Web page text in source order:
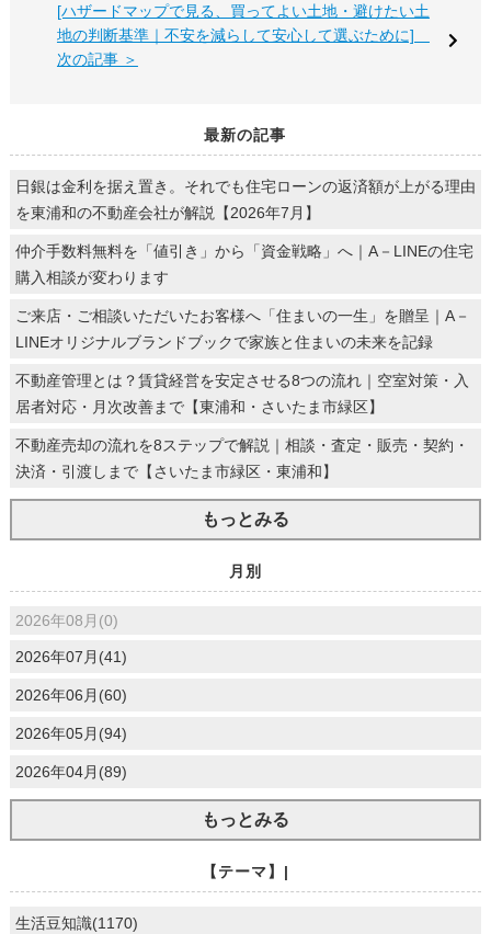
[ハザードマップで見る、買ってよい土地・避けたい土
地の判断基準｜不安を減らして安心して選ぶために]
次の記事 ＞
最新の記事
日銀は金利を据え置き。それでも住宅ローンの返済額が上がる理由
を東浦和の不動産会社が解説【2026年7月】
仲介手数料無料を「値引き」から「資金戦略」へ｜A－LINEの住宅
購入相談が変わります
ご来店・ご相談いただいたお客様へ「住まいの一生」を贈呈｜A－
LINEオリジナルブランドブックで家族と住まいの未来を記録
不動産管理とは？賃貸経営を安定させる8つの流れ｜空室対策・入
居者対応・月次改善まで【東浦和・さいたま市緑区】
不動産売却の流れを8ステップで解説｜相談・査定・販売・契約・
決済・引渡しまで【さいたま市緑区・東浦和】
もっとみる
月別
2026年08月(0)
2026年07月(41)
2026年06月(60)
2026年05月(94)
2026年04月(89)
もっとみる
【テーマ】|
生活豆知識(1170)